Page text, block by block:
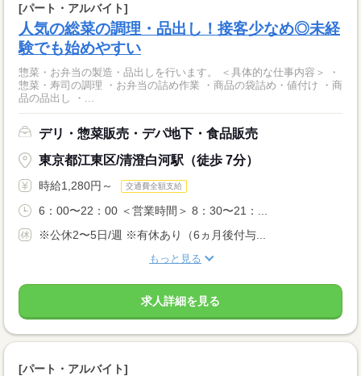
[パート・アルバイト]
人気の総菜の調理・品出し！接客少なめ◎未経
験でも始めやすい
惣菜・お弁当の製造・品出しを行います。 ＜具体的な仕事内容＞ ・
惣菜・寿司の調理 ・お弁当の詰め作業 ・商品の袋詰め・値付け ・商
品の品出し ・...
デリ・惣菜販売・デパ地下・食品販売
東京都江東区/清澄白河駅（徒歩 7分）
時給1,280円～ 交通費全額支給
6：00〜22：00 ＜営業時間＞ 8：30〜21：...
※公休2〜5日/週 ※有休あり（6ヵ月後付与...
もっと見る
求人詳細を見る
[パート・アルバイト]